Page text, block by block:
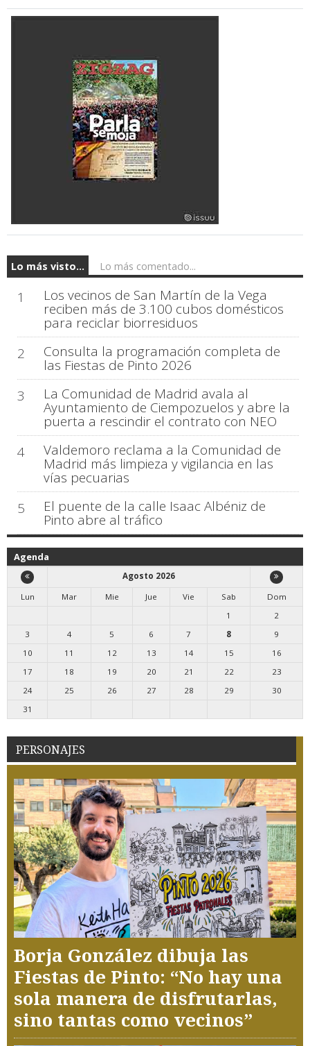
Lo más visto... Lo más comentado...
1 Los vecinos de San Martín de la Vega
reciben más de 3.100 cubos domésticos
para reciclar biorresiduos
2
Consulta la programación completa de
las Fiestas de Pinto 2026
3
La Comunidad de Madrid avala al
Ayuntamiento de Ciempozuelos y abre la
puerta a rescindir el contrato con NEO
4
Valdemoro reclama a la Comunidad de
Madrid más limpieza y vigilancia en las
vías pecuarias
5
El puente de la calle Isaac Albéniz de
Pinto abre al tráfico
Agenda
Agosto 2026
Lun
Mar Mie Jue Vie Sab
Dom
1
2
3
4 5 6 7 8
9
10
11 12 13 14 15
16
17
18 19 20 21 22
23
24
25 26 27 28 29
30
31
PERSONAJES
Borja González dibuja las
Fiestas de Pinto: “No hay una
sola manera de disfrutarlas,
sino tantas como vecinos”